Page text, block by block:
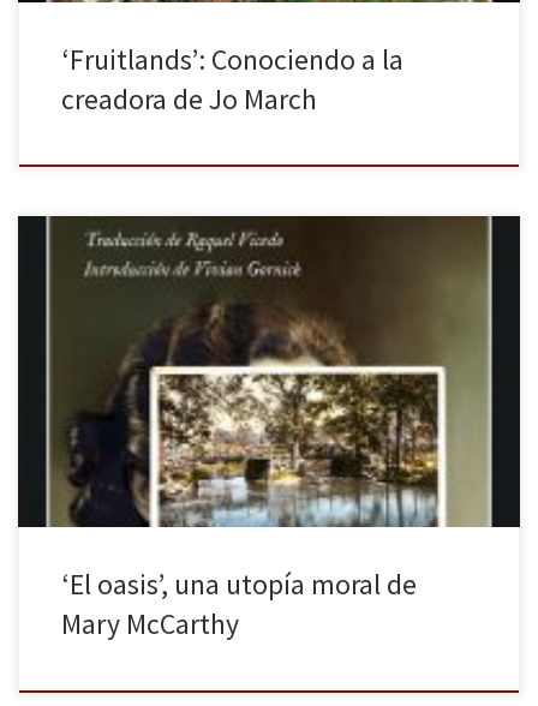
‘Fruitlands’: Conociendo a la
creadora de Jo March
Cuando en 1949 Mary McCarthy estaba a punto de publicar la
novela El Oasis, muchos fueron los personajes de la élite cultural
estadounidense que pusieron el grito en el cielo. Philip Rahv, de
hecho, consideró ponerle una demanda para impedir su
publicación. Rahv no estaba nada de acuerdo con que McCarthy,
‘El oasis’, una utopía moral de
Mary McCarthy